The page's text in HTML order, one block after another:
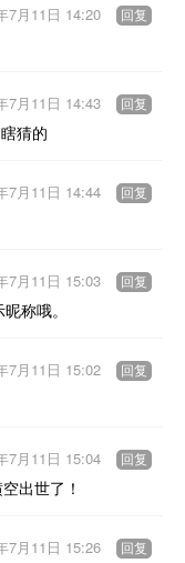
7月11日 14:20 回复
猜的
7月11日 14:43 回复
7月11日 14:44 回复
称哦。
7月11日 15:03 回复
7月11日 15:02 回复
出世了！
7月11日 15:04 回复
7月11日 15:26 回复